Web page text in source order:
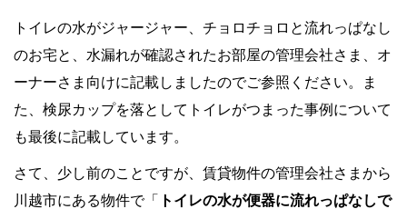
トイレの水がジャージャー、チョロチョロと流れっぱなし
のお宅と、水漏れが確認されたお部屋の管理会社さま、オ
ーナーさま向けに記載しましたのでご参照ください。ま
た、検尿カップを落としてトイレがつまった事例について
も最後に記載しています。
さて、少し前のことですが、賃貸物件の管理会社さまから
川越市にある物件で「
トイレの水が便器に流れっぱなしで